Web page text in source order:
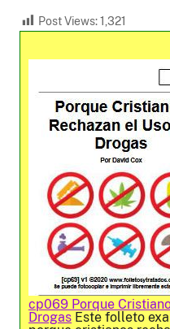
Post Views:1,321
cp069 Porque
Drogas Este folleto